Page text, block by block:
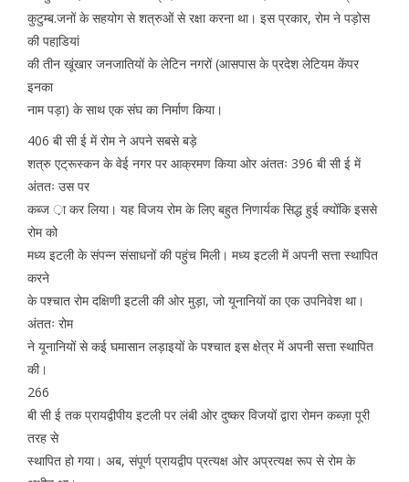
कुटुम्ब.जनों के सहयोग से शत्रुओं से रक्षा करना था। इस प्रकार, रोम ने पड़ोस
की पहाडि़यां
की तीन खूंखार जनजातियों के लेटिन नगरों (आसपास के प्रदेश लेटियम केंपर
इनका
नाम पड़ा) के साथ एक संघ का निर्माण किया।
406 बी सी ई में रोम ने अपने सबसे बड़े
शत्रु एट्रूस्कन के वेई नगर पर आक्रमण किया ओर अंततः 396 बी सी ई में
अंततः उस पर
कब्ज ़ा कर लिया। यह विजय रोम के लिए बहुत निणार्यक सिद्ध हुई क्योंकि इससे
रोम को
मध्य इटली के संपन्न संसाधनों की पहुंच मिली। मध्य इटली में अपनी सत्ता स्थापित
करने
के पश्चात रोम दक्षिणी इटली की ओर मुड़ा, जो यूनानियों का एक उपनिवेश था।
अंततः रोम
ने यूनानियों से कई घमासान लड़ाइयों के पश्चात इस क्षेत्र में अपनी सत्ता स्थापित
की।
266
बी सी ई तक प्रायद्वीपीय इटली पर लंबी ओर दुष्कर विजयों द्वारा रोमन कब्ज़ा पूरी
तरह से
स्थापित हो गया। अब, संपूर्ण प्रायद्वीप प्रत्यक्ष ओर अप्रत्यक्ष रूप से रोम के